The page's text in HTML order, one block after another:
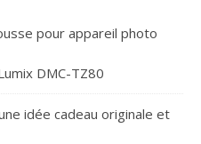
pour appareil photo
DMC-TZ80
idée cadeau originale et